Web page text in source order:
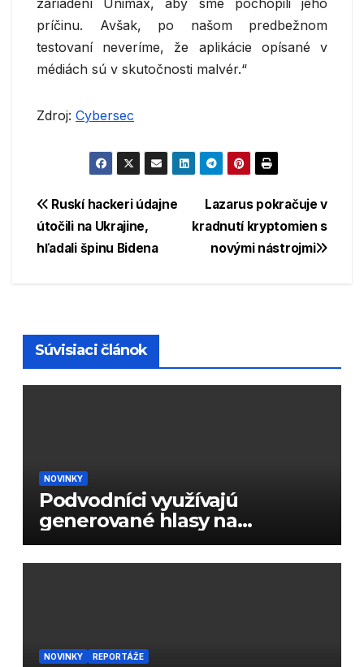
príčinu. Avšak, po našom predbežnom
testovaní neveríme, že aplikácie opísané v
médiách sú v skutočnosti malvér.“
Zdroj: Cybersec
Navigácia
v
Lazarus pokračuje v
kradnutí kryptomien s
novými nástrojmi
Ruskí hackeri údajne
útočili na Ukrajine,
hľadali špinu Bidena
Súvisiaci článok
NOVINKY
Podvodníci využívajú
generované hlasy na
podvody
NOVINKY REPORTÁŽE